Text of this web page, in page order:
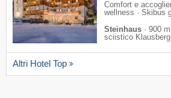
Comfort e
wellness · Skibus
Steinhaus · 900
sciistico
Altri Hotel Top